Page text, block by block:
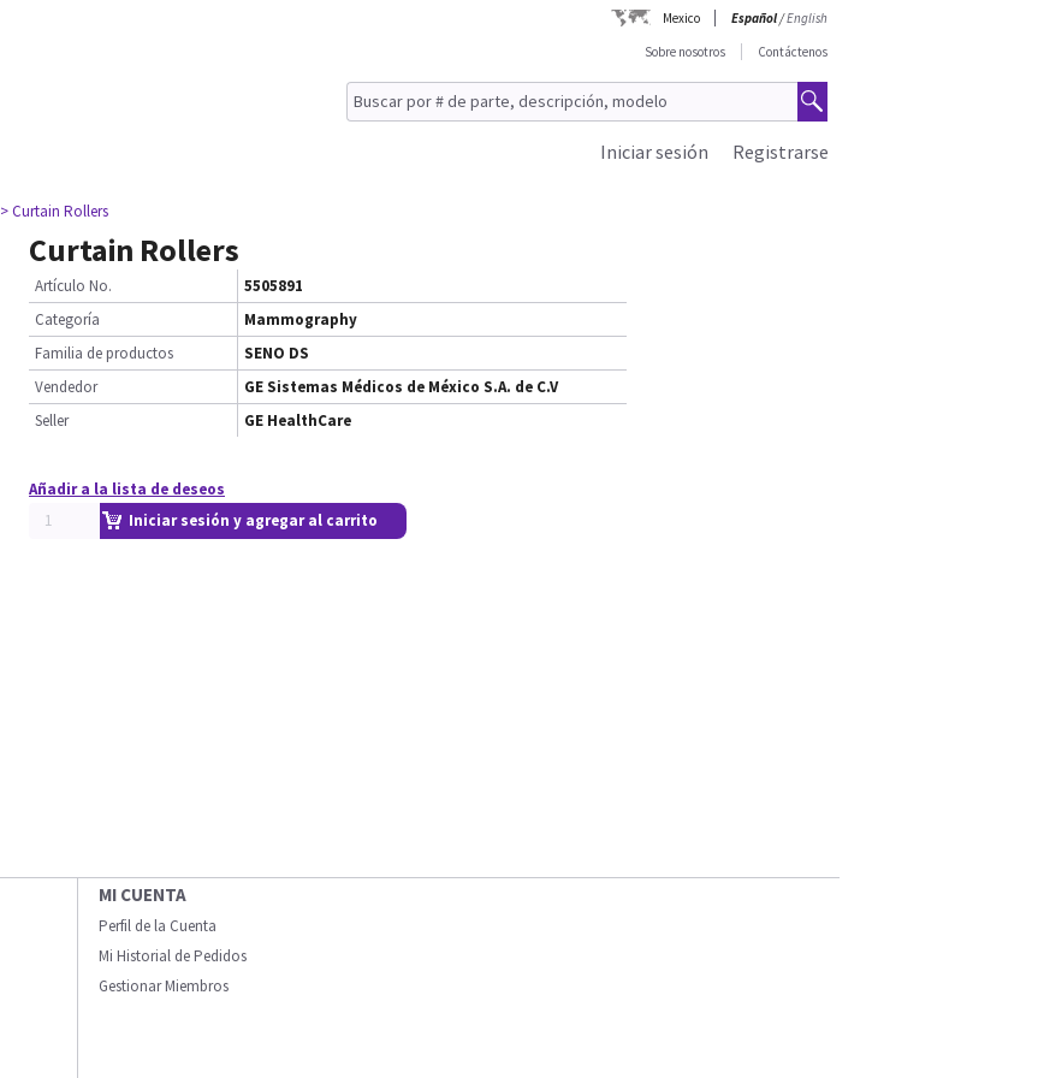
Mexico Español/English
Sobre nosotros
Contáctenos
Registrarse
Iniciar sesión
> Curtain Rollers
Curtain Rollers
Artículo No.
5505891
Categoría
Mammography
Familia de productos
SENO DS
Vendedor
GE Sistemas Médicos de México S.A. de C.V
Seller
GE HealthCare
Añadir a la lista de deseos
Iniciar sesión y agregar al carrito
MI CUENTA
Perfil de la Cuenta
Mi Historial de Pedidos
Gestionar Miembros